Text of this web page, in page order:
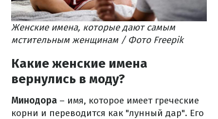
Женские имена, которые дают самым
мстительным женщинам / Фото Freepik
Какие женские имена
вернулись в моду?
Минодора – имя, которое имеет греческие
корни и переводится как "лунный дар". Его